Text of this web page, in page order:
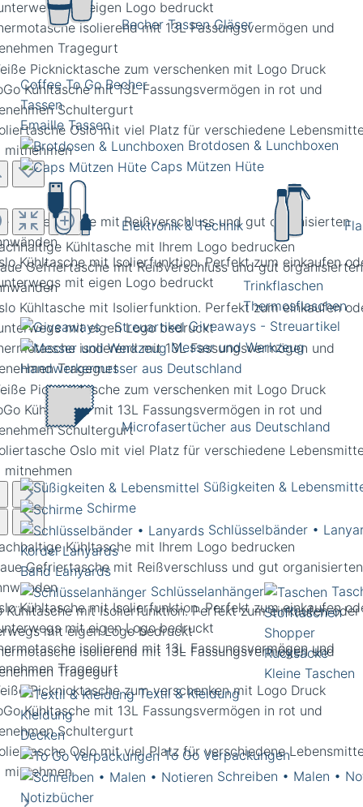
Becher Tassen Gläser
Coffee To Go Becher
Tassen
Emaille Tassen
Brotdosen & Lunchboxen
Caps Mützen Hüte
Elektronik & Technik
Trinkflaschen
Thermosflaschen
Giveaways - Streuartikel
Messer und Werkzeug
Handwerkermesser aus Deutschland
Microfasertücher aus Deutschland
Süßigkeiten &
Schirme
Schlüsselbänder •
Kordel Lanyards
Band Lanyards
Schlüsselanhänger
Stofftaschen
Shopper
Rucksäcke
Kleine Taschen
Textil & Kleidung
Kleidung
Decken
To Go Verpackungen
Schreiben • Malen •
Notizbücher
Gefriertasche mit Reißverschluss und gut organisierten
Kühltasche mit Isolierfunktion. Perfekt zum einkaufen
mit eigen Logo bedruckt